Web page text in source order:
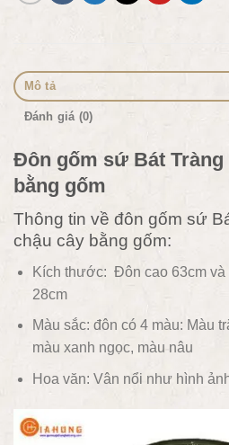
Mô tả
Đánh giá (0)
Đôn gốm sứ Bát Tràng
bằng gốm
Thông tin về đôn gốm sứ
chậu cây bằng gốm:
Kích thước: Đôn cao 63cm
28cm
Màu sắc: đôn có 4 màu: Màu
màu xanh ngọc, màu nâu
Hoa văn: Vân nổi như hình